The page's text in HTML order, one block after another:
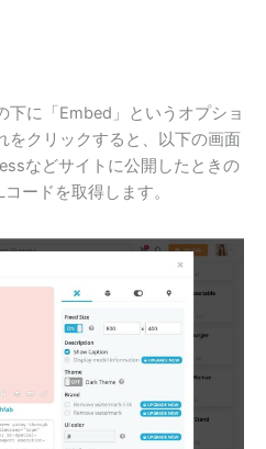
下に「Embed」というオプショ
をクリックすると、以下の画面
などサイトに公開したときの
ードを取得します。